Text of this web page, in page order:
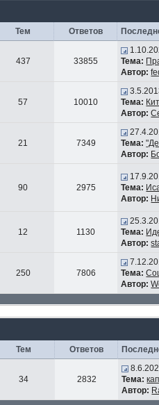
Тем Ответов
437 33855
Тема:
Автор:
57 10010
Тема:
Автор:
21 7349
Тема:
Автор:
90 2975
Тема:
Автор:
12 1130
Тема:
Автор:
250 7806
Тема:
Автор:
Тем Ответов
34 2832
Тема:
Автор: